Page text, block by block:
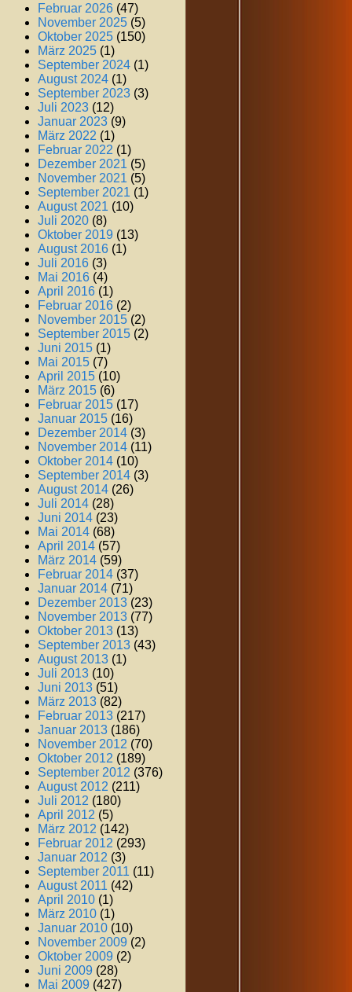
Februar 2026 (47)
November 2025 (5)
Oktober 2025 (150)
März 2025 (1)
September 2024 (1)
August 2024 (1)
September 2023 (3)
Juli 2023 (12)
Januar 2023 (9)
März 2022 (1)
Februar 2022 (1)
Dezember 2021 (5)
November 2021 (5)
September 2021 (1)
August 2021 (10)
Juli 2020 (8)
Oktober 2019 (13)
August 2016 (1)
Juli 2016 (3)
Mai 2016 (4)
April 2016 (1)
Februar 2016 (2)
November 2015 (2)
September 2015 (2)
Juni 2015 (1)
Mai 2015 (7)
April 2015 (10)
März 2015 (6)
Februar 2015 (17)
Januar 2015 (16)
Dezember 2014 (3)
November 2014 (11)
Oktober 2014 (10)
September 2014 (3)
August 2014 (26)
Juli 2014 (28)
Juni 2014 (23)
Mai 2014 (68)
April 2014 (57)
März 2014 (59)
Februar 2014 (37)
Januar 2014 (71)
Dezember 2013 (23)
November 2013 (77)
Oktober 2013 (13)
September 2013 (43)
August 2013 (1)
Juli 2013 (10)
Juni 2013 (51)
März 2013 (82)
Februar 2013 (217)
Januar 2013 (186)
November 2012 (70)
Oktober 2012 (189)
September 2012 (376)
August 2012 (211)
Juli 2012 (180)
April 2012 (5)
März 2012 (142)
Februar 2012 (293)
Januar 2012 (3)
September 2011 (11)
August 2011 (42)
April 2010 (1)
März 2010 (1)
Januar 2010 (10)
November 2009 (2)
Oktober 2009 (2)
Juni 2009 (28)
Mai 2009 (427)